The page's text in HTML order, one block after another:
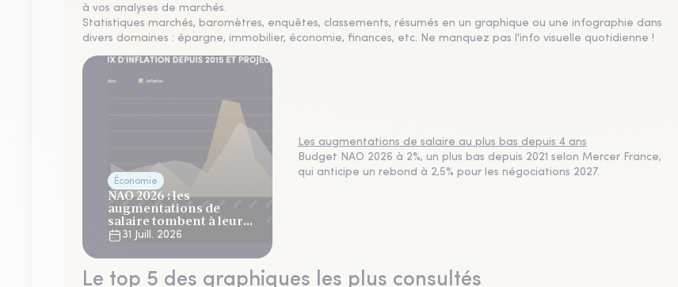
à vos analyses de marchés.
Statistiques marchés, baromètres, enquêtes, classements, résumés en un graphique ou une infographie dans
divers domaines : épargne, immobilier, économie, finances, etc. Ne manquez pas l'info visuelle quotidienne !
Économie
NAO 2026 : les
augmentations de
salaire tombent à leur
plus bas niveau depuis 4
ans
31 Juill. 2026
Les augmentations de salaire au plus bas depuis 4 ans
Budget NAO 2026 à 2%, un plus bas depuis 2021 selon Mercer France,
qui anticipe un rebond à 2,5% pour les négociations 2027.
Le top 5 des graphiques les plus consultés